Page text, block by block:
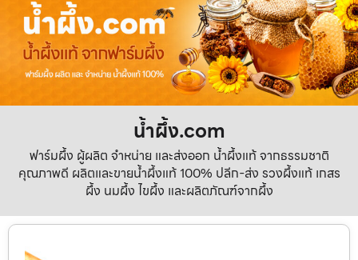
น้ำผึ้ง.com
ฟาร์มผึ้ง ผู้ผลิต จำหน่าย และส่งออก น้ำผึ้งแท้ จากธรรมชาติ
คุณภาพดี ผลิตและขายน้ำผึ้งแท้ 100% ปลีก-ส่ง รวงผึ้งแท้ เกสร
ผึ้ง นมผึ้ง ไขผึ้ง และผลิตภัณฑ์จากผึ้ง